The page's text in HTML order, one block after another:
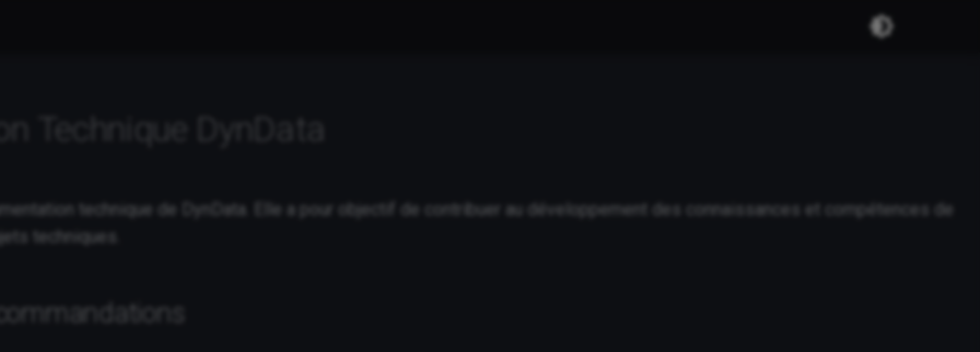
Technique DynData
technique de DynData. Elle a pour objectif de contribuer au développement des connaissances et compétences de
techniques.